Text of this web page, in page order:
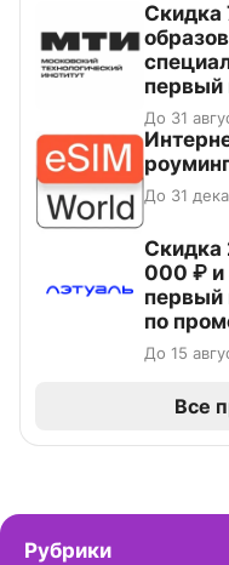
Скидка
первый
До 31
До 31
Скидка
000 ₽ и
первый
по
До 15
Все
Рубрики